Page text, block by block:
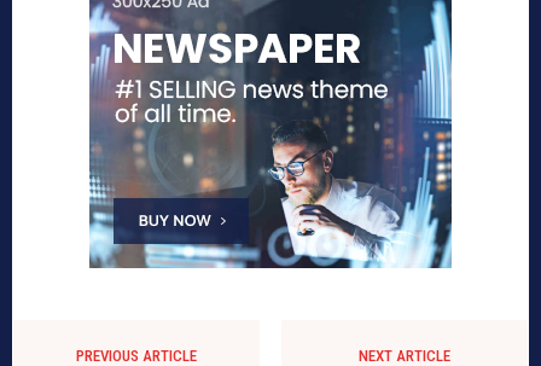
PREVIOUS ARTICLE NEXT ARTICLE